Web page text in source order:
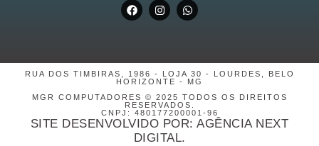
RUA DOS TIMBIRAS, 1986 - LOJA 30 - LOURDES, BELO
HORIZONTE - MG
MGR COMPUTADORES © 2025 TODOS OS DIREITOS
RESERVADOS.
CNPJ: 480177200001-96
SITE DESENVOLVIDO POR: AGÊNCIA NEXT
DIGITAL.